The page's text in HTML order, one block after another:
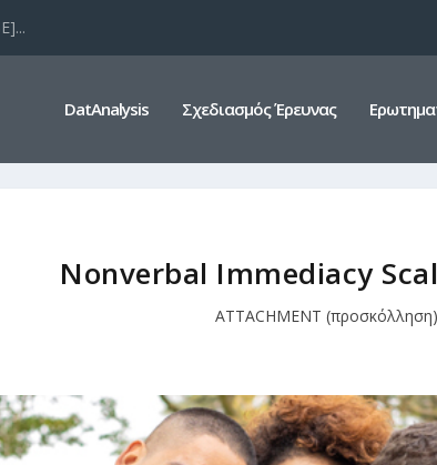
DatAnalysis Σχεδιασμός Έρευνας
Nonverbal Immediacy
ATTACHMENT (προσκόλληση)